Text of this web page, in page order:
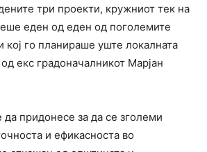
три проекти, кружниот тек на
еден од еден од поголемите
кој го планираше уште локалната
екс градоначалникот Марјан
придонесе за да се зголеми
и ефикасноста во